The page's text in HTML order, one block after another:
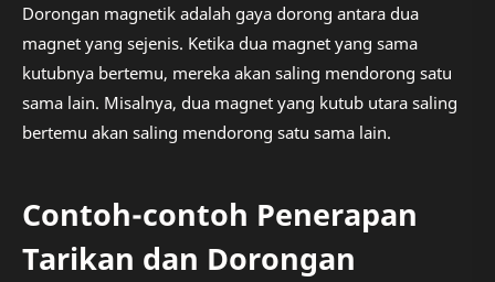
Dorongan magnetik adalah gaya dorong antara dua
magnet yang sejenis. Ketika dua magnet yang sama
kutubnya bertemu, mereka akan saling mendorong satu
sama lain. Misalnya, dua magnet yang kutub utara saling
bertemu akan saling mendorong satu sama lain.
Contoh-contoh Penerapan
Tarikan dan Dorongan